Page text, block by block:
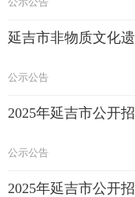
延吉市非物质文化
公示公告
2025年延吉市公开
公示公告
2025年延吉市公开